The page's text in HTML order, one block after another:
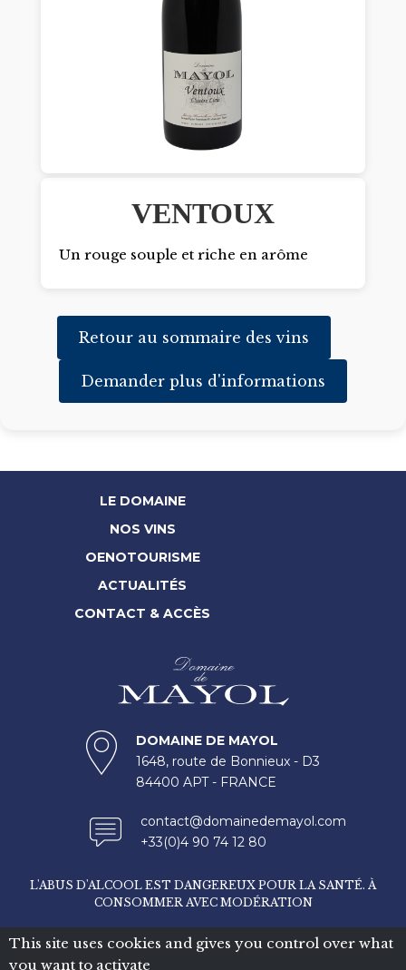
VENTOUX
Un rouge souple et riche en arôme
Retour au sommaire des vins
Demander plus d'informations
LE DOMAINE
NOS VINS
OENOTOURISME
ACTUALITÉS
CONTACT & ACCÈS
DOMAINE DE MAYOL
1648, route de Bonnieux - D3
84400 APT - FRANCE
contact@domainedemayol.com
+33(0)4 90 74 12 80
L'ABUS D'ALCOOL EST DANGEREUX POUR LA SANTÉ. À
CONSOMMER AVEC MODÉRATION
Mentions légales
Charte Confidentialité
This site uses cookies and gives you control over what
you want to activate